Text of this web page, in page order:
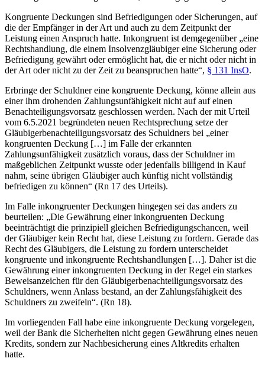
Kongruente Deckungen sind Befriedigungen oder Sicherungen, auf
die der Empfänger in der Art und auch zu dem Zeitpunkt der
Leistung einen Anspruch hatte. Inkongruent ist demgegenüber „eine
Rechtshandlung, die einem Insolvenzgläubiger eine Sicherung oder
Befriedigung gewährt oder ermöglicht hat, die er nicht oder nicht in
der Art oder nicht zu der Zeit zu beanspruchen hatte“, § 131 InsO.
Erbringe der Schuldner eine kongruente Deckung, könne allein aus
einer ihm drohenden Zahlungsunfähigkeit nicht auf auf einen
Benachteiligungsvorsatz geschlossen werden. Nach der mit Urteil
vom 6.5.2021 begründeten neuen Rechtsprechung setze der
Gläubigerbenachteiligungsvorsatz des Schuldners bei „einer
kongruenten Deckung […] im Falle der erkannten
Zahlungsunfähigkeit zusätzlich voraus, dass der Schuldner im
maßgeblichen Zeitpunkt wusste oder jedenfalls billigend in Kauf
nahm, seine übrigen Gläubiger auch künftig nicht vollständig
befriedigen zu können“ (Rn 17 des Urteils).
Im Falle inkongruenter Deckungen hingegen sei das anders zu
beurteilen: „Die Gewährung einer inkongruenten Deckung
beeinträchtigt die prinzipiell gleichen Befriedigungschancen, weil
der Gläubiger kein Recht hat, diese Leistung zu fordern. Gerade das
Recht des Gläubigers, die Leistung zu fordern unterscheidet
kongruente und inkongruente Rechtshandlungen […]. Daher ist die
Gewährung einer inkongruenten Deckung in der Regel ein starkes
Beweisanzeichen für den Gläubigerbenachteiligungsvorsatz des
Schuldners, wenn Anlass bestand, an der Zahlungsfähigkeit des
Schuldners zu zweifeln“. (Rn 18).
Im vorliegenden Fall habe eine inkongruente Deckung vorgelegen,
weil der Bank die Sicherheiten nicht gegen Gewährung eines neuen
Kredits, sondern zur Nachbesicherung eines Altkredits erhalten
hatte.